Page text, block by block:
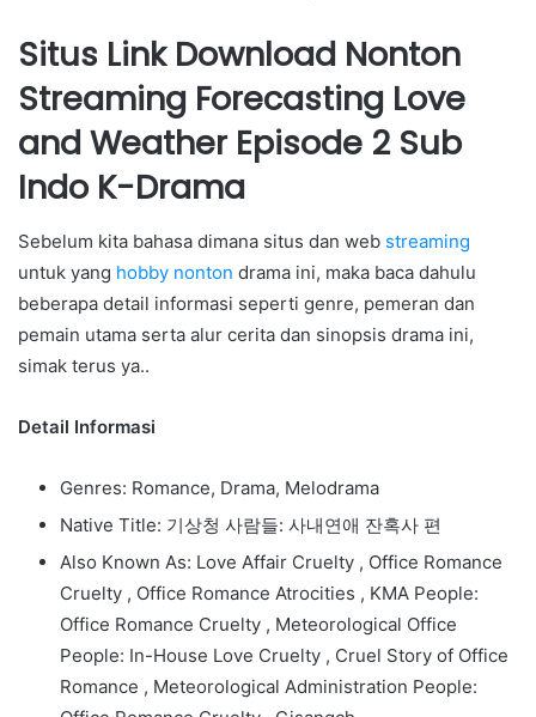
Situs Link Download Nonton
Streaming Forecasting Love
and Weather Episode 2 Sub
Indo K-Drama
Sebelum kita bahasa dimana situs dan web streaming
untuk yang hobby nonton drama ini, maka baca dahulu
beberapa detail informasi seperti genre, pemeran dan
pemain utama serta alur cerita dan sinopsis drama ini,
simak terus ya..
Detail Informasi
Genres: Romance, Drama, Melodrama
Native Title: 기상청 사람들: 사내연애 잔혹사 편
Also Known As: Love Affair Cruelty , Office Romance
Cruelty , Office Romance Atrocities , KMA People:
Office Romance Cruelty , Meteorological Office
People: In-House Love Cruelty , Cruel Story of Office
Romance , Meteorological Administration People: